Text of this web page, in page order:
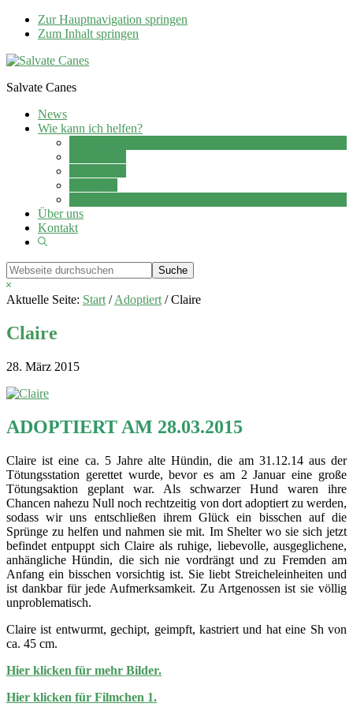
Zur Hauptnavigation springen
Zum Inhalt springen
Salvate Canes
News
Wie kann ich helfen?
Über uns
Kontakt
Show
Webseite
durchsuchen
Hide
Search
Aktuelle Seite: Start / Adoptiert /Claire
Claire
28. März 2015
ADOPTIERT AM 28.03.2015
Claire ist eine ca. 5 Jahre alte Hündin, die am 31.12.14 aus der
Tötungsstation gerettet wurde, bevor es am 2 Januar eine große
Tötungsaktion geplant war. Als schwarzer Hund waren ihre
Chancen nahezu Null noch rechtzeitig von dort adoptiert zu werden,
sodass wir uns entschließen ihrem Glück ein bisschen auf die
Sprünge zu helfen und nahmen sie mit. Im Shelter wo sie sich jetzt
befindet entpuppt sich Claire als ruhige, liebevolle, ausgeglichene,
anhängliche Hündin, die sich nie vordrängt und zu Fremden am
Anfang ein bisschen vorsichtig ist. Sie liebt Streicheleinheiten und
ist dankbar für jede Aufmerksamkeit. Zu Artgenossen ist sie völlig
unproblematisch.
Claire ist entwurmt, gechipt, geimpft, kastriert und hat eine Sh von
ca. 45 cm.
Hier klicken für mehr Bilder.
Hier klicken für Filmchen 1.